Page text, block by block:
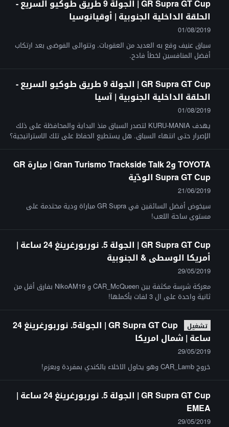
GR Supra GT Cup | الجولة 9 طريق طوكيو السريع -
الحلقة الداخلية الجنوبية | أوقيانوسيا
01/08/2019
سباق عنيف وقع به العديد من العقوبات. وتتوالى الفوضى بعد ارتكاب
أفضل المنافسين لخطأ فادح.
GR Supra GT Cup | الجولة 9 طريق طوكيو السريع -
الحلقة الداخلية الجنوبية | آسيا
01/08/2019
يهدف KURU-MANIA لتصدر السباق منذ البداية والمحافظة على ذلك
الإصرار حتى انتهاء السباق. هل يستطيع الحفاظ على تلك الاستراتيجية؟
TOYOTA وGran Turismo Trackside Talk 2 | مبارة GR
Supra GT Cup الودّية
21/06/2019
سيخوض أفضل السائقين في GR Supra مباراة ودية محتدمة على
مستوى ساحة اللعب!
GR Supra GT Cup | الجولة 5. نوربورغرينغ 24 ساعة |
أمريكا الوسطى & الجنوبية
29/05/2019
معركة شرسة مكثفة بين CAR_McQueen و NikoAM19 بفارق أقل من
ثانية واحدة على ال 3 لفات بأكملها!
تشغيل
GR Supra GT Cup | الجولة5. نوربورغرينغ 24
ساعة | شمال امريكا
29/05/2019
خروج CAR_Lamb وهو يحاول الاخلاء بالكندي بمفردة وبعزم!
GR Supra GT Cup | الجولة 5. نوربورغرينغ 24 ساعة |
EMEA
29/05/2019